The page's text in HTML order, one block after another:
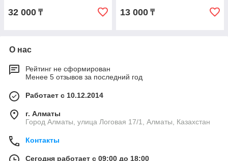
32 000 ₸ 13 000 ₸
О нас
Рейтинг не сформирован
Менее 5 отзывов за последний год
Работает с 10.12.2014
г. Алматы
Город Алматы, улица Логовая 17/1, Алматы, Казахстан
Контакты
Сегодня работает с 09:00 до 18:00